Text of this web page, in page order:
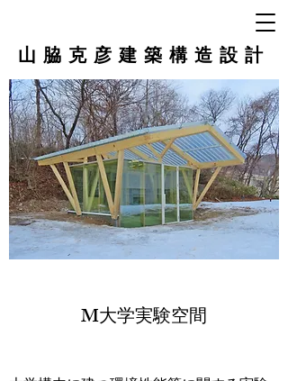
山脇克彦建築構造設計
M大学実験空間